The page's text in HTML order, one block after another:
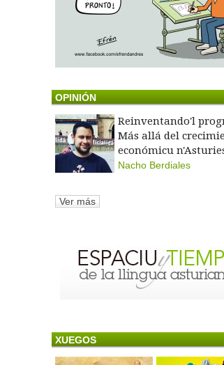
OPINIÓN
Reinventando'l
Más allá del
económicu
Nacho Berdiales
Ver más
XUEGOS